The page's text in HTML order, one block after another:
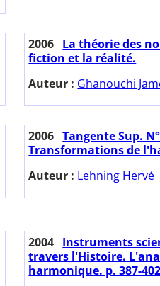
2006 La théorie des
fiction et la réalité.
Auteur : Ghanouchi
2006 Tangente Sup.
Transformations de
Auteur : Lehning Hervé
2004 Instruments
travers l'Histoire.
harmonique. p. 387-